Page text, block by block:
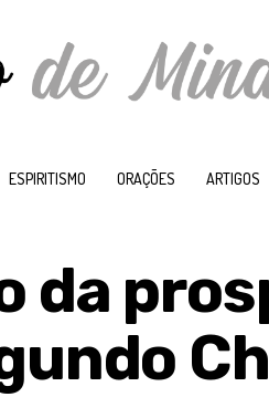
ESPIRITISMO ORAÇÕES ARTIGOS
da